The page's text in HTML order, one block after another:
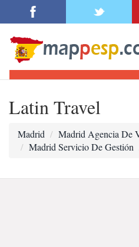
Latin Travel
Madrid
Madrid Agencia De
Madrid Servicio De Gestión